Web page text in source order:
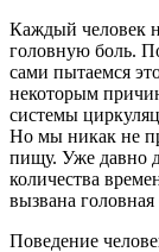
Каждый человек
головную боль.
сами пытаемся
некоторым
системы
Но мы никак не
пищу. Уже давно
количества
вызвана головная
Поведение